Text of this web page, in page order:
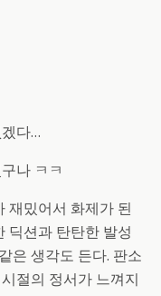
다…
나 ㅋㅋ
재밌어서 화제가 된
딕션과 탄탄한 발성
은 생각도 든다. 판소
절의 정서가 느껴지